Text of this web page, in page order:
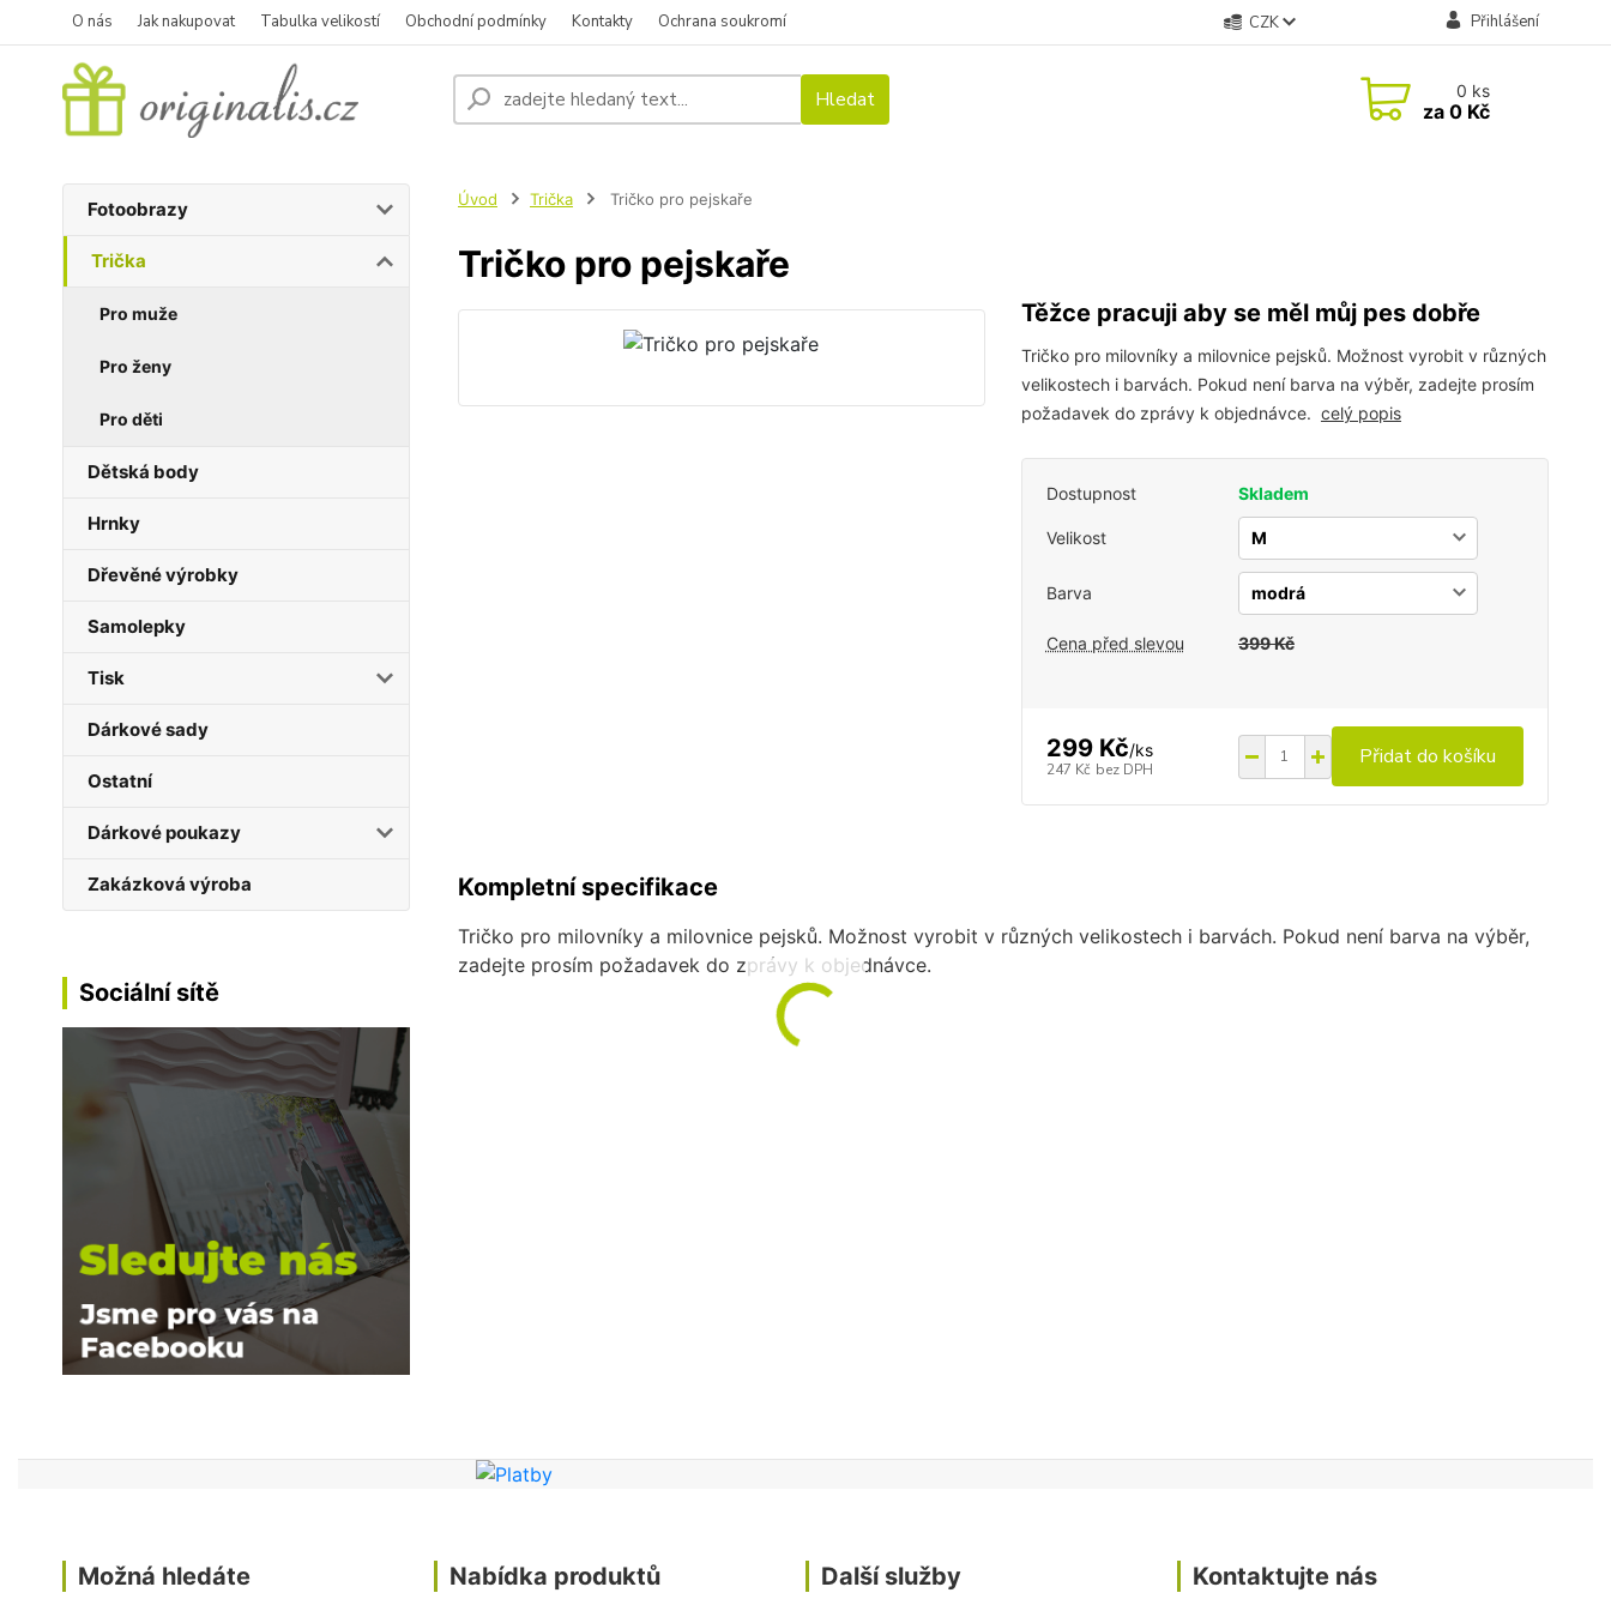
O nás Jak nakupovat Tabulka velikostí Obchodní podmínky Kontakty Ochrana soukromí CZK Přihlášení
Hledat 0 ks
za0 Kč
Fotoobrazy
Trička
Pro muže
Pro ženy
Pro děti
Dětská body
Hrnky
Dřevěné výrobky
Samolepky
Tisk
Dárkové sady
Ostatní
Dárkové poukazy
Zakázková výroba
Sociální sítě
Úvod Trička Tričko pro pejskaře
Tričko pro pejskaře
Těžce pracuji aby se měl můj pes dobře
Tričko pro milovníky a milovnice pejsků. Možnost vyrobit v různých
velikostech i barvách. Pokud není barva na výběr, zadejte prosím
požadavek do zprávy k objednávce. celý popis
Dostupnost Skladem
Velikost
Barva
Cena před slevou 399 Kč
299 Kč/ks
247 Kč bez DPH Přidat do košíku
Kompletní specifikace
Tričko pro milovníky a milovnice pejsků. Možnost vyrobit v různých velikostech i barvách. Pokud není barva na výběr,
zadejte prosím požadavek do zprávy k objednávce.
Možná hledáte Nabídka produktů Další služby Kontaktujte nás